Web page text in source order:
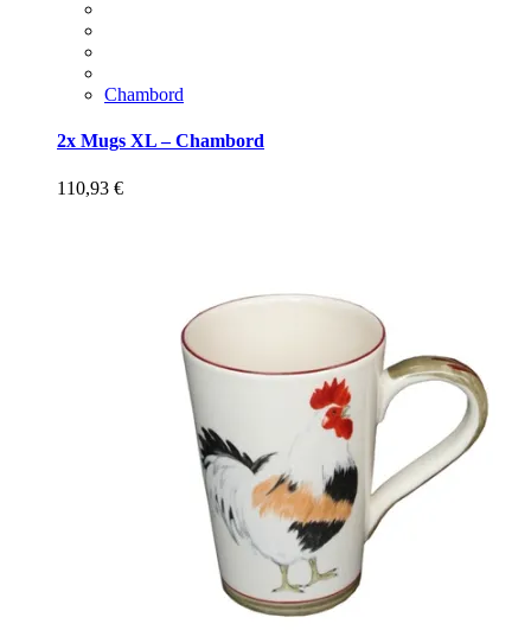
Chambord
2x Mugs XL – Chambord
110,93 €